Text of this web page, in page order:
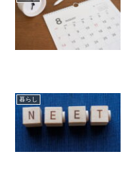
暮らし